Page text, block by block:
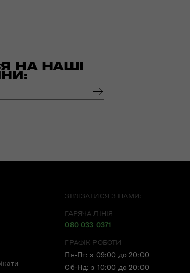
НА НАШІ
ЗВ'ЯЗАТИСЯ З НАМИ:
ГАРЯЧА ЛІНІЯ
080 033 0371
ГРАФІК РОБОТИ
Пн-Пт: з 09:00 до 20:00
Сб-Нд: з 10:00 до 20:00